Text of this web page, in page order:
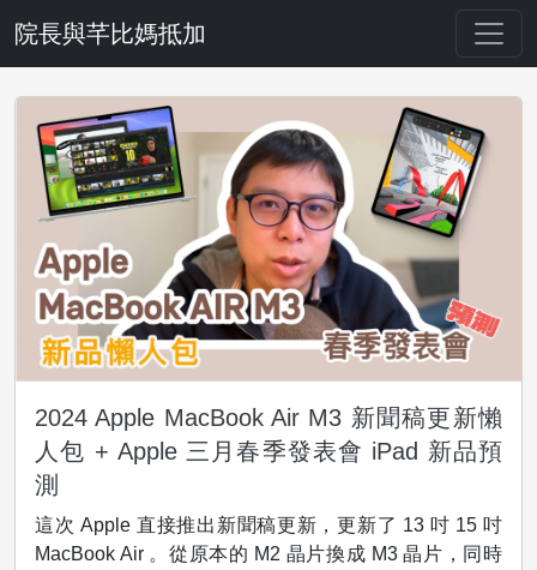
院長與芊比媽抵加
2024 Apple MacBook Air M3 新聞稿更新懶
人包 + Apple 三月春季發表會 iPad 新品預
測
這次 Apple 直接推出新聞稿更新，更新了 13 吋 15 吋
MacBook Air 。從原本的 M2 晶片換成 M3 晶片，同時